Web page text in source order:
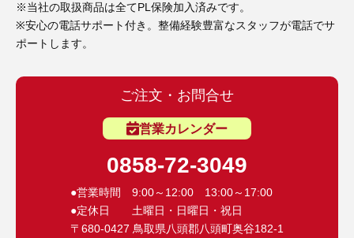
※当社の取扱商品は全てPL保険加入済みです。
※安心の電話サポート付き。整備経験豊富なスタッフが電話でサ
ポートします。
ご注文・お問合せ
営業カレンダー
0858-72-3049
●営業時間 9:00～12:00 13:00～17:00
●定休日 土曜日・日曜日・祝日
〒680-0427 鳥取県八頭郡八頭町奥谷182-1